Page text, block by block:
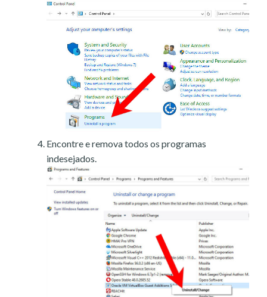
Encontre e remova todos os programas
indesejados.